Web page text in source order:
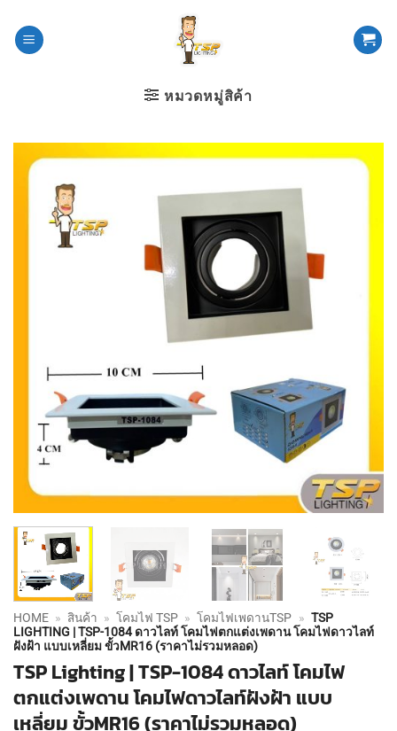
หมวดหมู่สิค้า
HOME » สินค้า » โคมไฟ TSP » โคมไฟเพดานTSP » TSP
LIGHTING | TSP-1084 ดาวไลท์ โคมไฟตกแต่งเพดาน โคมไฟดาวไลท์
ฝังฝ้า แบบเหลี่ยม ขั้วMR16 (ราคาไม่รวมหลอด)
TSP Lighting | TSP-1084 ดาวไลท์ โคมไฟ
ตกแต่งเพดาน โคมไฟดาวไลท์ฝังฝ้า แบบ
เหลี่ยม ขั้วMR16 (ราคาไม่รวมหลอด)